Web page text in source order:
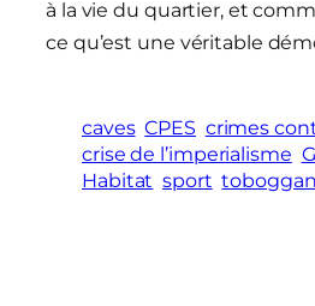
à la vie du quartier, et
ce qu’est une véritable
caves CPES crimes
crise de l’imperialisme
Habitat sport toboggan